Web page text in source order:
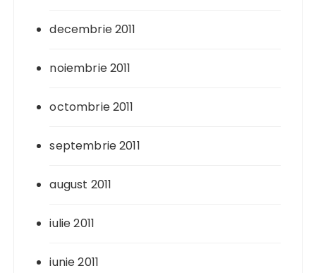
decembrie 2011
noiembrie 2011
octombrie 2011
septembrie 2011
august 2011
iulie 2011
iunie 2011